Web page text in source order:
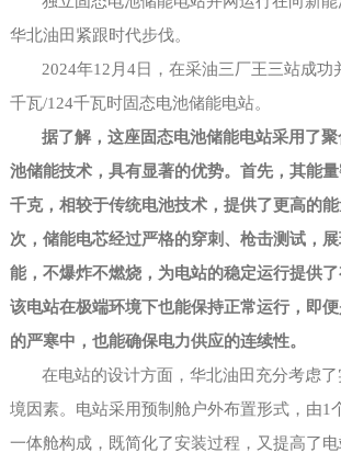
华北油田紧跟时代步伐。
2024年12月4日，在采油三厂王三站成功
千瓦/124千瓦时固态电池储能电站。
据了解，这座固态电池储能电站采用了
池储能技术，具有显著的优势。首先，其能
千克，相较于传统电池技术，提供了更高的
次，储能电芯经过严格的穿刺、枪击测试，
能，不爆炸不燃烧，为电站的稳定运行提供了
该电站在极端环境下也能保持正常运行，即
的严寒中，也能确保电力供应的连续性。
在电站的设计方面，华北油田充分考虑
境因素。电站采用预制舱户外布置形式，由1
一体舱构成，既简化了安装过程，又提高了